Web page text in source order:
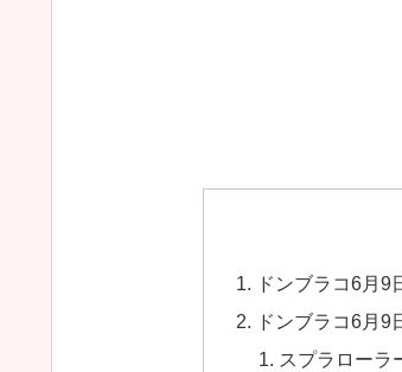
ドンブラコ6月9
ドンブラコ6月9
スプラローラ